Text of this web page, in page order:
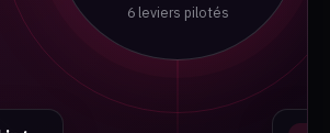
6 leviers pilotés